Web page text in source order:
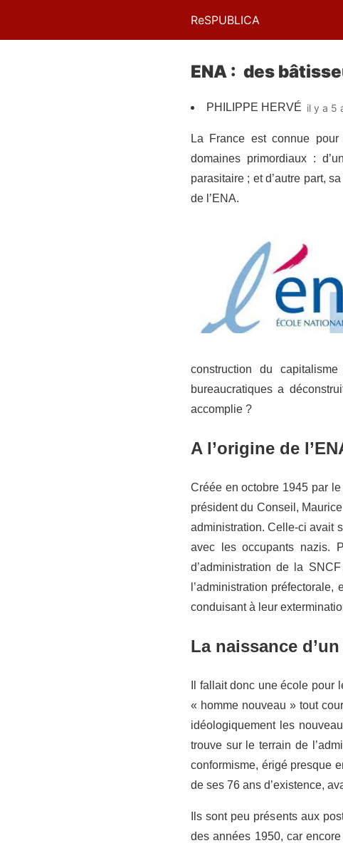
ReSPUBLICA
ENA : des
PHILIPPE HERVÉ il y a 5
La France est connue
domaines primordiaux :
parasitaire ; et d’autre part,
de l’ENA.
construction du
bureaucratiques a
accomplie ?
A l’origine de
Créée en octobre 1945 par
président du Conseil,
administration. Celle-ci avait
avec les occupants nazis.
d’administration de la
l’administration
conduisant à leur
La naissance
Il fallait donc une école pour
« homme nouveau » tout
idéologiquement les
trouve sur le terrain de
conformisme, érigé presque
de ses 76 ans d’existence,
Ils sont peu présents aux
des années 1950, car